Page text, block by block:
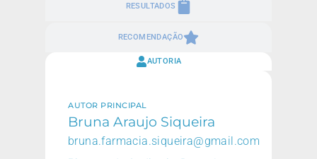
RESULTADOS
RECOMENDAÇÃO
AUTORIA
AUTOR PRINCIPAL
Bruna Araujo Siqueira
bruna.farmacia.siqueira@gmail.com